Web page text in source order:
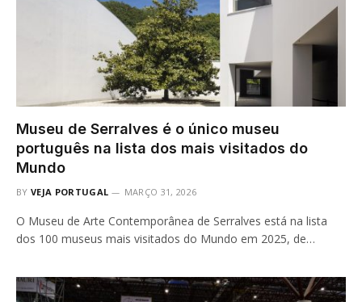
Museu de Serralves é o único museu
português na lista dos mais visitados do
Mundo
BY VEJA PORTUGAL MARÇO 31, 2026
O Museu de Arte Contemporânea de Serralves está na lista
dos 100 museus mais visitados do Mundo em 2025, de…